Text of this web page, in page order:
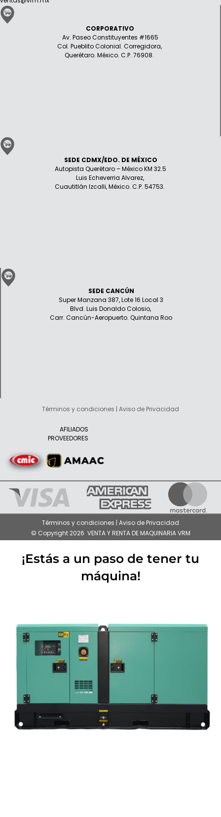
CORPORATIVO
Av. Paseo Constituyentes #1665
Col. Pueblito Colonial. Corregidora,
Querétaro. México. C.P. 76908.
SEDE CDMX/EDO. DE MÉXICO
Autopista Querétaro – México KM 32.5
Luis Echeverria Alvarez,
Cuautitlán Izcalli, México. C.P. 54753.
SEDE CANCÚN
Super Manzana 387, Lote 16 Local 3
Blvd. Luis Donaldo Colosio,
Carr. Cancún-Aeropuerto. Quintana Roo
Términos y condiciones | Aviso de Privacidad
AFILIADOS
PROVEEDORES
Términos y condiciones | Aviso de Privacidad
© Copyright 2026 VENTA Y RENTA DE MAQUINARIA VRM
¡Estás a un paso de tener tu
máquina!